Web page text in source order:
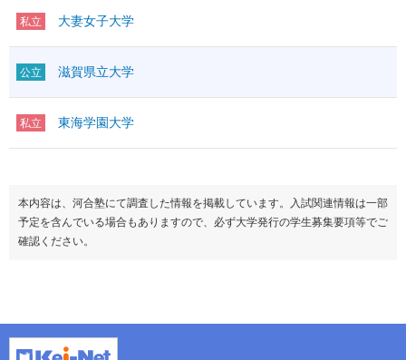
私立 大妻女子大学
公立 滋賀県立大学
私立 東海学園大学
本内容は、河合塾にて調査した情報を掲載しています。入試関連情報は一部
予定を含んでいる場合もありますので、必ず大学発行の学生募集要項等でご
確認ください。